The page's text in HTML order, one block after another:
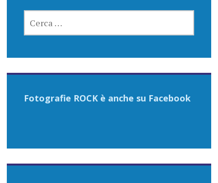
PER:
Fotografie ROCK è anche su Facebook